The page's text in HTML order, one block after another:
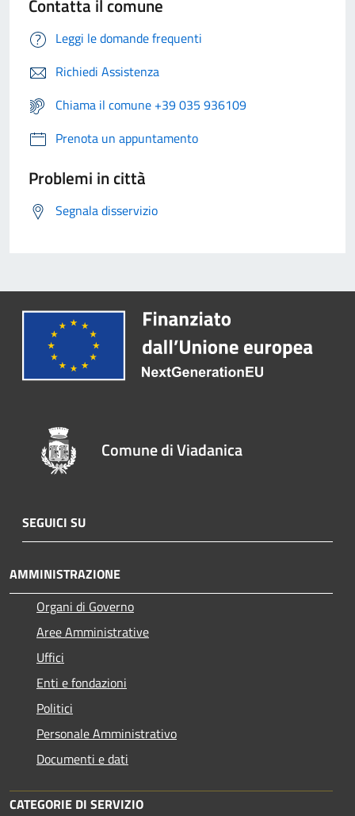
Contatta il comune
Leggi le domande frequenti
Richiedi Assistenza
Chiama il comune +39 035 936109
Prenota un appuntamento
Problemi in città
Segnala disservizio
Comune di Viadanica
SEGUICI SU
AMMINISTRAZIONE
Organi di Governo
Aree Amministrative
Uffici
Enti e fondazioni
Politici
Personale Amministrativo
Documenti e dati
CATEGORIE DI SERVIZIO